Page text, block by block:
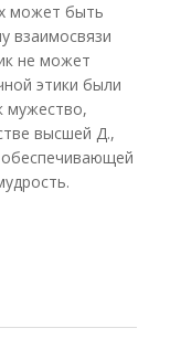
может быть
взаимосвязи
не может
этики были
мужество,
высшей Д.,